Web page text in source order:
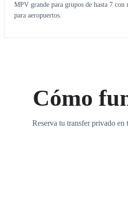
MPV grande para grupos de hasta 7 con
para aeropuertos.
Cómo
Reserva tu transfer privado en